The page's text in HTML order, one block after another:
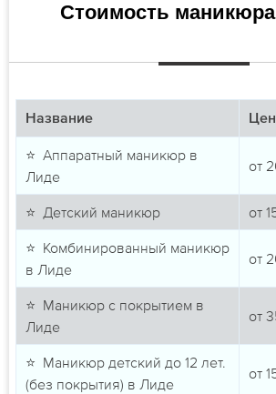
Стоимость
Название
⭐ Аппаратный маникюр в
Лиде
от
⭐ Детский маникюр от
⭐ Комбинированный маникюр
в Лиде
от
⭐ Маникюр с покрытием в
Лиде
от
⭐ Маникюр детский до 12 лет.
(без покрытия) в Лиде
от